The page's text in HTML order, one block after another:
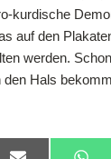
kurdische
auf den
werden.
Hals